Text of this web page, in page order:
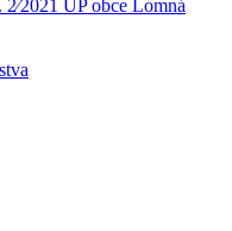
ÚP obce Lomná